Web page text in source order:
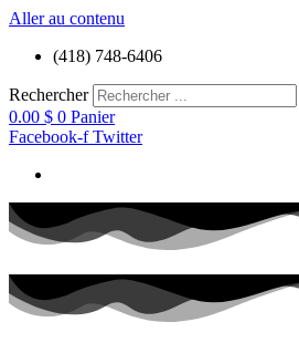
Aller au contenu
(418) 748-6406
Rechercher
0.00 $ 0 Panier
Facebook-f Twitter